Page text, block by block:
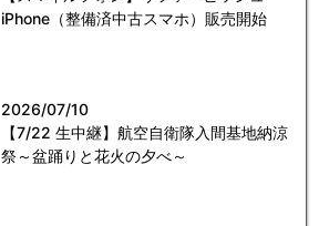
iPhone（整備済中古スマホ）販売開始
2026/07/10
【7/22 生中継】航空自衛隊入間基地納涼
祭～盆踊りと花火の夕べ～